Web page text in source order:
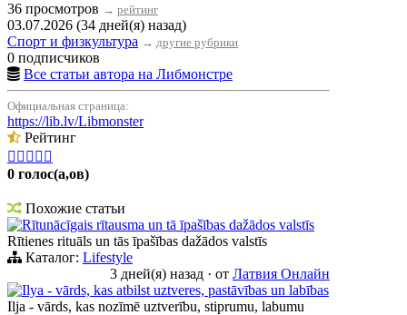
36 просмотров → рейтинг
03.07.2026 (34 дней(я) назад)
Спорт и физкультура → другие рубрики
0 подписчиков
Все статьи автора на Либмонстре
Официальная страница:
https://lib.lv/Libmonster
Рейтинг
    
0 голос(а,ов)
Похожие статьи
Rītunācīgais rītausma un tā īpašības dažādos valstīs
Rītienes rituāls un tās īpašības dažādos valstīs
Каталог: Lifestyle
3 дней(я) назад · от Латвия Онлайн
Ilya - vārds, kas atbilst uztveres, pastāvības un labības
Ilja - vārds, kas nozīmē uztverību, stiprumu, labumu